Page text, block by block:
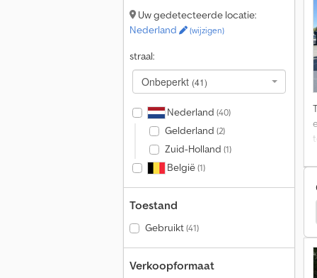
Uw gedetecteerde locatie:
Nederland
(wijzigen)
straal:
Onbeperkt (41)
Nederland (40)
Gelderland (2)
Zuid-Holland (1)
België(1)
Toestand
Gebruikt(41)
Verkoopformaat
Kögel Gesloten Wissellaadbakken